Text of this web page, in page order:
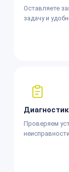
Оставляете
задачу и
Проверяем